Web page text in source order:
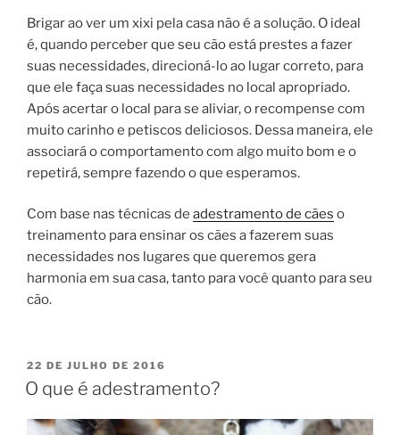
Brigar ao ver um xixi pela casa não é a solução. O ideal
é, quando perceber que seu cão está prestes a fazer
suas necessidades, direcioná-lo ao lugar correto, para
que ele faça suas necessidades no local apropriado.
Após acertar o local para se aliviar, o recompense com
muito carinho e petiscos deliciosos. Dessa maneira, ele
associará o comportamento com algo muito bom e o
repetirá, sempre fazendo o que esperamos.
Com base nas técnicas de adestramento de cães o
treinamento para ensinar os cães a fazerem suas
necessidades nos lugares que queremos gera
harmonia em sua casa, tanto para você quanto para seu
cão.
22 DE JULHO DE 2016
O que é adestramento?